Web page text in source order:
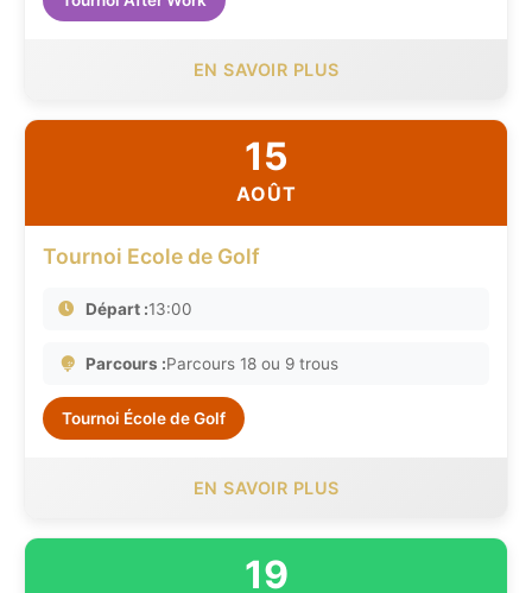
EN SAVOIR PLUS
15
AOÛT
Tournoi Ecole de Golf
Départ :13:00
Parcours :Parcours 18 ou 9 trous
Tournoi École de Golf
EN SAVOIR PLUS
19